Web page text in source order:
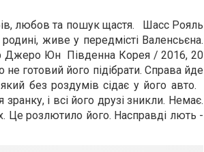
любов та пошук щастя. Шасс Рояль
живе у передмісті Валенсьєна.
Джеро Юн Південна Корея / 2016, 20
не готовий його підібрати. Справа йде
без роздумів сідає у його авто.
і всі його друзі зникли. Немає.
Це розлютило його. Насправді лють -